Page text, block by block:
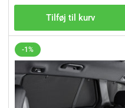
Tilføj til kurv
-1%